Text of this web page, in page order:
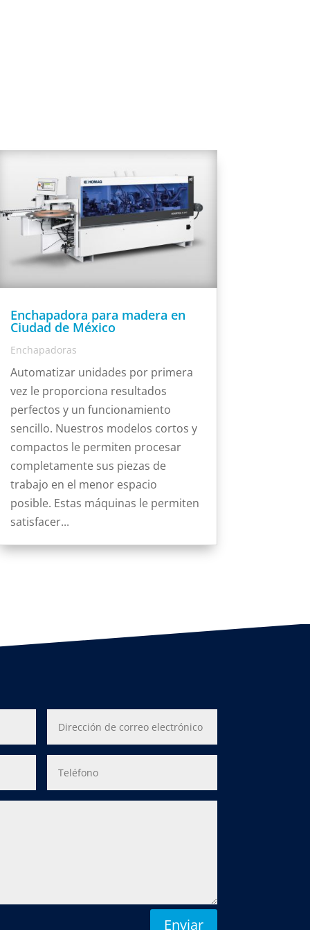
Enchapadora para madera en
Ciudad de México
Enchapadoras
Automatizar unidades por primera
vez le proporciona resultados
perfectos y un funcionamiento
sencillo. Nuestros modelos cortos y
compactos le permiten procesar
completamente sus piezas de
trabajo en el menor espacio
posible. Estas máquinas le permiten
satisfacer...
Enviar